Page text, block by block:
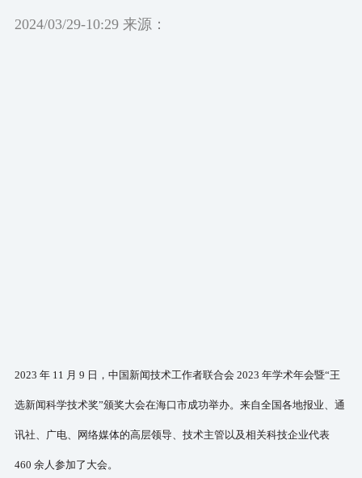
2024/03/29-10:29 来源：
2023 年 11 月 9 日，中国新闻技术工作者联合会 2023 年学术年会暨“王
选新闻科学技术奖”颁奖大会在海口市成功举办。来自全国各地报业、通
讯社、广电、网络媒体的高层领导、技术主管以及相关科技企业代表
460 余人参加了大会。